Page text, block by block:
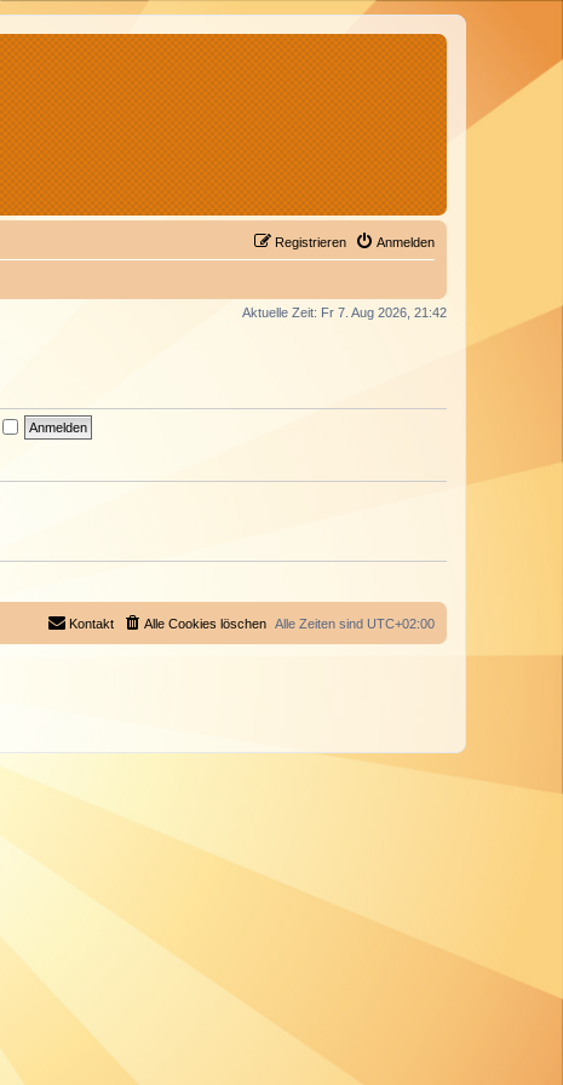
Anmelden
Registrieren
Aktuelle Zeit: Fr 7. Aug 2026, 21:42
Alle Zeiten sind UTC+02:00
Alle Cookies löschen
Kontakt